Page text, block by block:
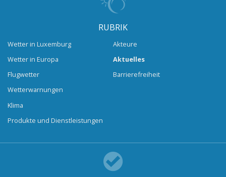
RUBRIK
Wetter in Luxemburg
Wetter in Europa
Flugwetter
Wetterwarnungen
Klima
Produkte und Dienstleistungen
Akteure
Aktuelles
Barrierefreiheit